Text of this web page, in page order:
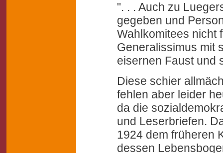
". . . Auch zu
gegeben und
Wahlkomitees nicht
Generalissimus mit
eisernen Faust und
Diese schier
fehlen aber leider
da die
und Leserbriefen.
1924 dem früheren
dessen